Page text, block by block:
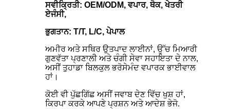
ਸਵੀਕ੍ਰਿਤੀ: OEM/ODM, ਵਪਾਰ, ਥੋਕ, ਖੇਤਰੀ
ਏਜੰਸੀ,
ਭੁਗਤਾਨ: T/T, L/C, ਪੇਪਾਲ
ਅਮੀਰ ਅਤੇ ਸਥਿਰ ਉਤਪਾਦ ਲਾਈਨਾਂ, ਉੱਚ ਮਿਆਰੀ
ਗੁਣਵੱਤਾ ਪ੍ਰਣਾਲੀ ਅਤੇ ਚੰਗੀ ਸੇਵਾ ਸਹਾਇਤਾ ਦੇ ਨਾਲ,
ਅਸੀਂ ਤੁਹਾਡਾ ਬਿਲਕੁਲ ਭਰੋਸੇਮੰਦ ਵਪਾਰਕ ਭਾਈਵਾਲ
ਹਾਂ।
ਕੋਈ ਵੀ ਪੁੱਛਗਿੱਛ ਅਸੀਂ ਜਵਾਬ ਦੇਣ ਵਿੱਚ ਖੁਸ਼ ਹਾਂ,
ਕਿਰਪਾ ਕਰਕੇ ਆਪਣੇ ਪ੍ਰਸ਼ਨ ਅਤੇ ਆਦੇਸ਼ ਭੇਜੋ.